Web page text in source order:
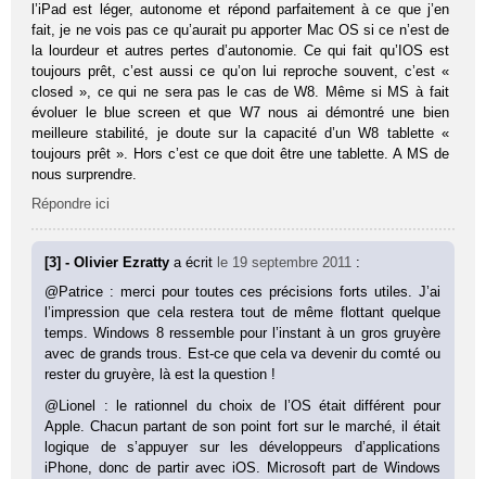
l’iPad est léger, autonome et répond parfaitement à ce que j’en
fait, je ne vois pas ce qu’aurait pu apporter Mac OS si ce n’est de
la lourdeur et autres pertes d’autonomie. Ce qui fait qu’IOS est
toujours prêt, c’est aussi ce qu’on lui reproche souvent, c’est «
closed », ce qui ne sera pas le cas de W8. Même si MS à fait
évoluer le blue screen et que W7 nous ai démontré une bien
meilleure stabilité, je doute sur la capacité d’un W8 tablette «
toujours prêt ». Hors c’est ce que doit être une tablette. A MS de
nous surprendre.
Répondre ici
[3] - Olivier Ezrattya écrit le 19 septembre 2011 :
@Patrice : merci pour toutes ces précisions forts utiles. J’ai
l’impression que cela restera tout de même flottant quelque
temps. Windows 8 ressemble pour l’instant à un gros gruyère
avec de grands trous. Est-ce que cela va devenir du comté ou
rester du gruyère, là est la question !
@Lionel : le rationnel du choix de l’OS était différent pour
Apple. Chacun partant de son point fort sur le marché, il était
logique de s’appuyer sur les développeurs d’applications
iPhone, donc de partir avec iOS. Microsoft part de Windows